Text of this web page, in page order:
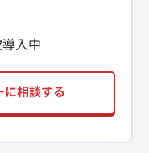
入中
に相談する